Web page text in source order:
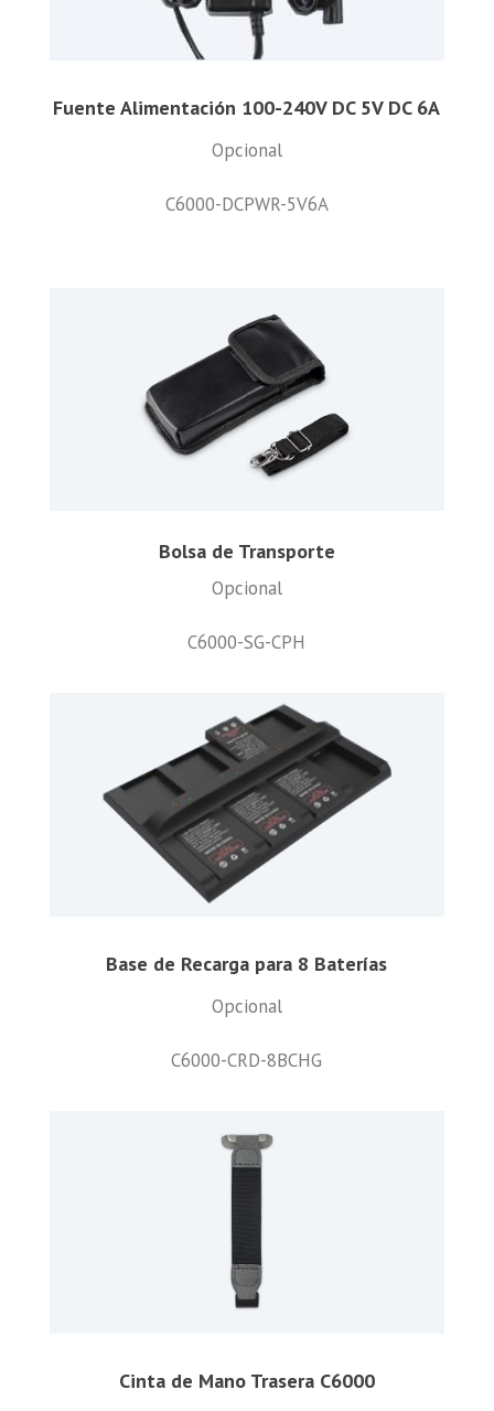
Fuente Alimentación 100-240V DC 5V DC 6A
Opcional
C6000-DCPWR-5V6A
Bolsa de Transporte
Opcional
C6000-SG-CPH
Base de Recarga para 8 Baterías
Opcional
C6000-CRD-8BCHG
Cinta de Mano Trasera C6000